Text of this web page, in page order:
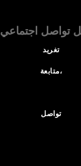
تواصل اجتماعي
تغريد
متابعة،
تواصل